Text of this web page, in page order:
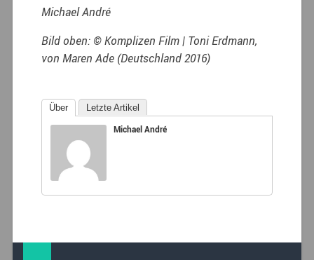
Michael André
Bild oben: © Komplizen Film | Toni Erdmann,
von Maren Ade (Deutschland 2016)
Über Letzte Artikel
Michael André